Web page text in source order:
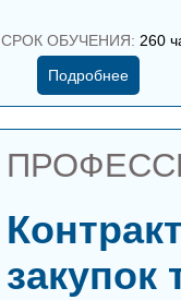
СРОК ОБУЧЕНИЯ: 260
Подробнее
закупок